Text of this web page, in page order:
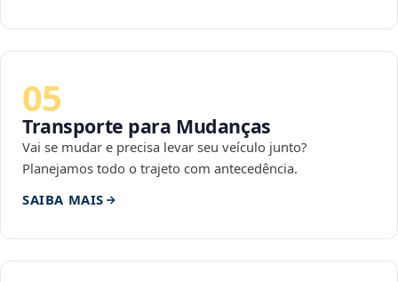
05
Transporte para Mudanças
Vai se mudar e precisa levar seu veículo junto?
Planejamos todo o trajeto com antecedência.
SAIBA MAIS